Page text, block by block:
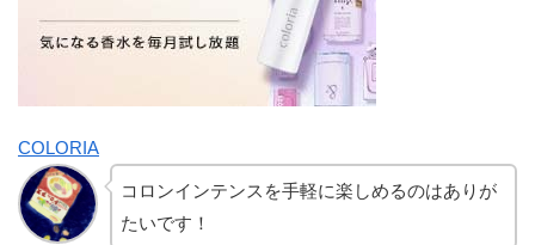
COLORIA
コロンインテンスを手軽に楽しめるのはありが
たいです！